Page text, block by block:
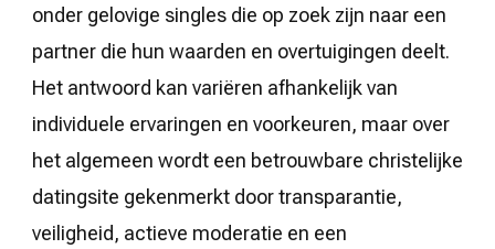
onder gelovige singles die op zoek zijn naar een
partner die hun waarden en overtuigingen deelt.
Het antwoord kan variëren afhankelijk van
individuele ervaringen en voorkeuren, maar over
het algemeen wordt een betrouwbare christelijke
datingsite gekenmerkt door transparantie,
veiligheid, actieve moderatie en een